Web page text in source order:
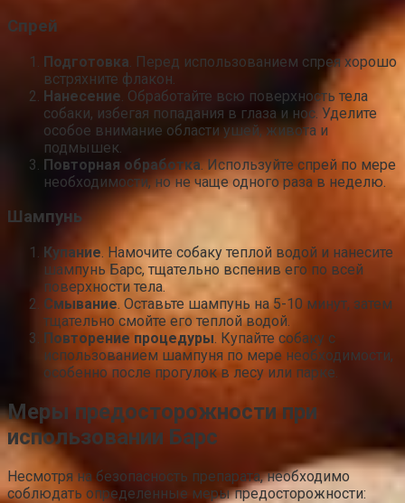
Спрей
Подготовка . Перед использованием спрея хорошо
встряхните флакон.
Нанесение . Обработайте всю поверхность тела
собаки, избегая попадания в глаза и нос. Уделите
особое внимание области ушей, живота и
подмышек.
Повторная обработка. Используйте спрей по мере
необходимости, но не чаще одного раза в неделю.
Шампунь
Купание. Намочите собаку теплой водой и нанесите
шампунь Барс, тщательно вспенив его по всей
поверхности тела.
Смывание. Оставьте шампунь на 5-10 минут, затем
тщательно смойте его теплой водой.
Повторение процедуры. Купайте собаку с
использованием шампуня по мере необходимости,
особенно после прогулок в лесу или парке.
Меры предосторожности при
использовании Барс
Несмотря на безопасность препарата, необходимо
соблюдать определенные меры предосторожности: